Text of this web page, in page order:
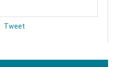
Tweet